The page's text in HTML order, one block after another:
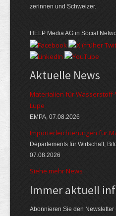
zerinnen und Schweizer.
HELP Media AG in Social
Aktuelle News
Materialien für
Lupe
EMPA, 07.08.2026
Importerleichterungen für
Departements für Wirtschaft,
07.08.2026
Siehe mehr News
Immer aktuell
Abonnieren Sie den Newsletter